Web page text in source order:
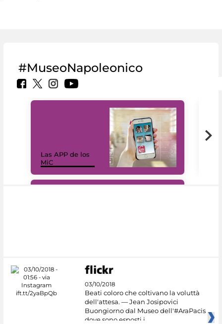
#MuseoNapoleonico
Las APP de los
MiC
03/10/2018
Beati coloro che coltivano la voluttà
dell'attesa. — Jean Josipovici
Buongiorno dal Museo dell'#AraPacis
dove sono esposti i